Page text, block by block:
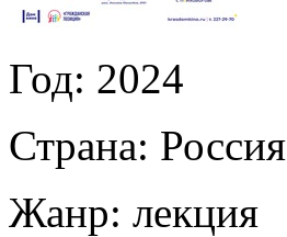
Год: 2024
Страна: Россия
Жанр: лекция